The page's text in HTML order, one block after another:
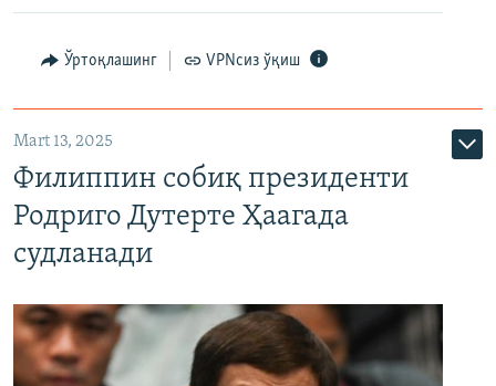
Ўртоқлашинг VPNсиз ўқиш
Mart 13, 2025
Филиппин собиқ президенти
Родриго Дутерте Ҳаагада
судланади